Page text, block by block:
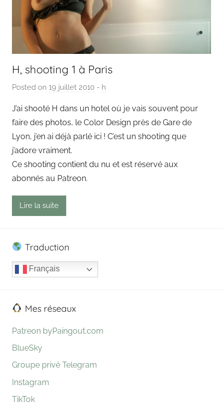
H, shooting 1 à Paris
Posted on 19 juillet 2010 b
P
a
i
g
- h
J’ai shooté H dans un hotel où je vais souvent pour
faire des photos, le Color Design près de Gare de
Lyon, j’en ai déjà parlé ici ! C’est un shooting que
j’adore vraiment.
Ce shooting contient du nu et est réservé aux
abonnés au Patreon.
Lire la suite
Traduction
Français
Mes réseaux
Patreon byPaingout.com
BlueSky
Groupe privé Telegram
Instagram
TikTok